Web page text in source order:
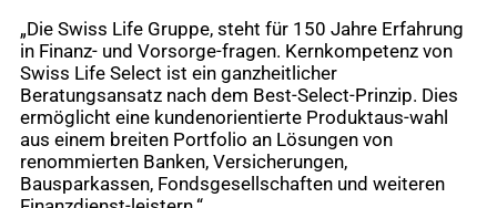
„Die Swiss Life Gruppe, steht für 150 Jahre Erfahrung
in Finanz- und Vorsorge-fragen. Kernkompetenz von
Swiss Life Select ist ein ganzheitlicher
Beratungsansatz nach dem Best-Select-Prinzip. Dies
ermöglicht eine kundenorientierte Produktaus-wahl
aus einem breiten Portfolio an Lösungen von
renommierten Banken, Versicherungen,
Bausparkassen, Fondsgesellschaften und weiteren